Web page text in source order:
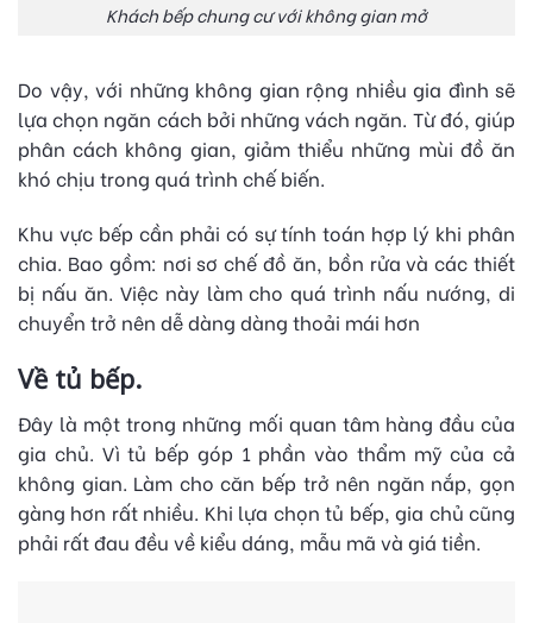
Khách bếp chung cư với không gian mở
Do vậy, với những không gian rộng nhiều gia đình sẽ
lựa chọn ngăn cách bởi những vách ngăn. Từ đó, giúp
phân cách không gian, giảm thiểu những mùi đồ ăn
khó chịu trong quá trình chế biến.
Khu vực bếp cần phải có sự tính toán hợp lý khi phân
chia. Bao gồm: nơi sơ chế đồ ăn, bồn rửa và các thiết
bị nấu ăn. Việc này làm cho quá trình nấu nướng, di
chuyển trở nên dễ dàng dàng thoải mái hơn
Về tủ bếp.
Đây là một trong những mối quan tâm hàng đầu của
gia chủ. Vì tủ bếp góp 1 phần vào thẩm mỹ của cả
không gian. Làm cho căn bếp trở nên ngăn nắp, gọn
gàng hơn rất nhiều. Khi lựa chọn tủ bếp, gia chủ cũng
phải rất đau đều về kiểu dáng, mẫu mã và giá tiền.